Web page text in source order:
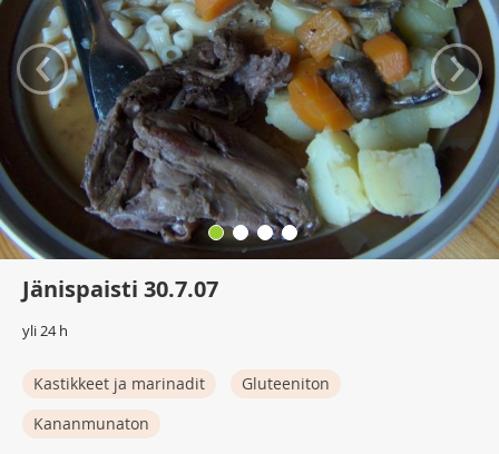
‹ ›
Jänispaisti 30.7.07
yli 24 h
Kastikkeet ja marinadit
Gluteeniton
Kananmunaton